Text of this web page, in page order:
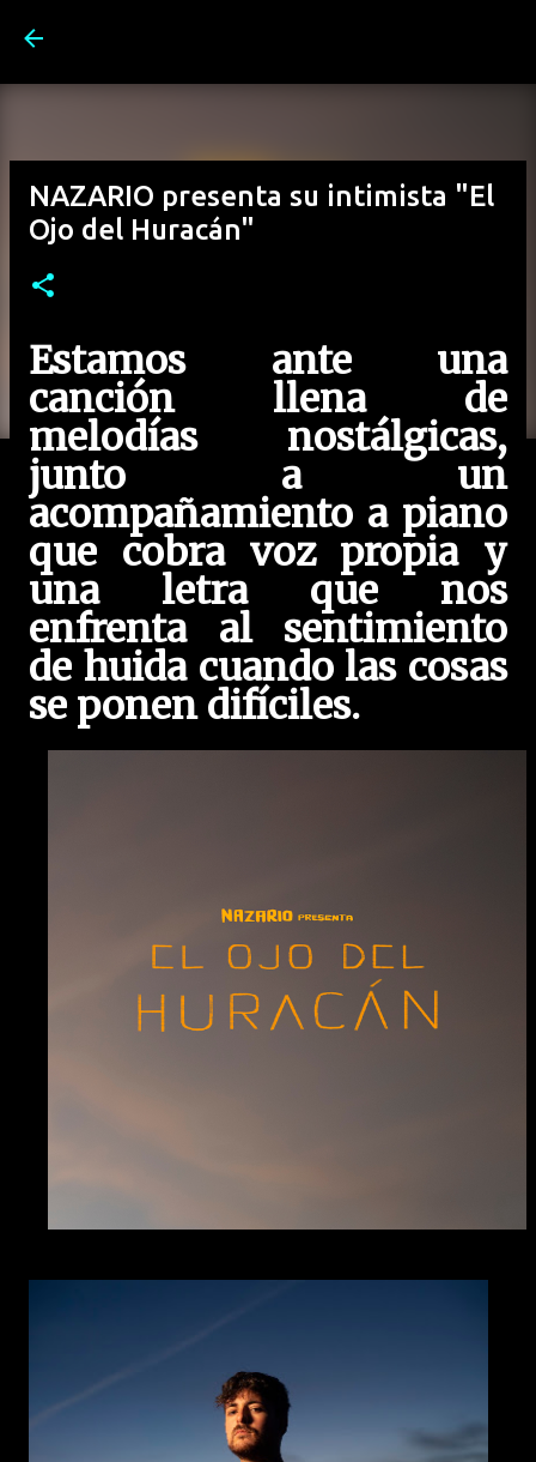
NAZARIO presenta su intimista "El
Ojo del Huracán"
Estamos ante una
canción llena de
melodías nostálgicas,
junto a un
acompañamiento a piano
que cobra voz propia y
una letra que nos
enfrenta al sentimiento
de huida cuando las cosas
se ponen difíciles.